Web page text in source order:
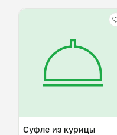
Суфле из курицы